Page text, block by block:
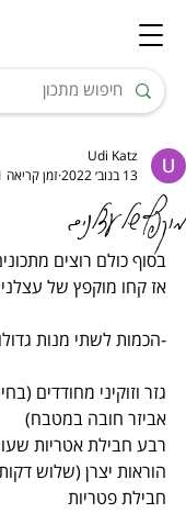
מוקפץ של עצלנים
Udi Katz
13 בנוב׳ 2022
זמן קריאה 1 דקות
בסוף כולם רוצים
אז קחו מוקפץ של
-הכמות לשתי מנות
גזר וזוקיני מחודדים
אביזר חובה במטבח)
רבע חבילת אטריות
הוראות יצרן (שלוש
חבילת פטריות